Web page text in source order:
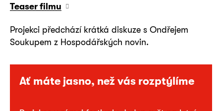
Ať máte jasno, než vás rozptýlíme
Teaser filmu
Projekci předchází krátká diskuze s Ondřejem
Soukupem z Hospodářských novin.